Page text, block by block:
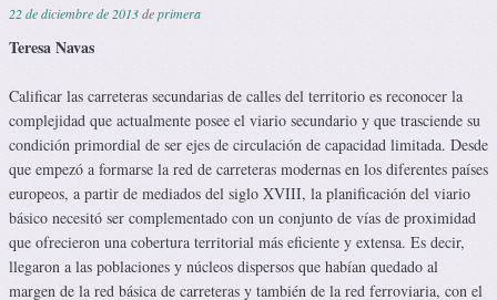
22 de diciembre de 2013deprimera
Teresa Navas
Calificar las carreteras secundarias de calles del territorio es reconocer la
complejidad que actualmente posee el viario secundario y que trasciende su
condición primordial de ser ejes de circulación de capacidad limitada. Desde
que empezó a formarse la red de carreteras modernas en los diferentes países
europeos, a partir de mediados del siglo XVIII, la planificación del viario
básico necesitó ser complementado con un conjunto de vías de proximidad
que ofrecieron una cobertura territorial más eficiente y extensa. Es decir,
llegaron a las poblaciones y núcleos dispersos que habían quedado al
margen de la red básica de carreteras y también de la red ferroviaria, con el